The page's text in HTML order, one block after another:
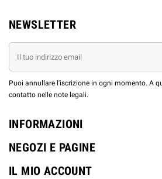
NEWSLETTER
Puoi annullare l'iscrizione in ogni momento. A
contatto nelle note legali.
INFORMAZIONI
NEGOZI E PAGINE
IL MIO ACCOUNT